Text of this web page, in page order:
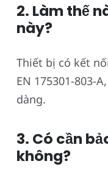
2. Làm thế
này?
Thiết bị có kết
EN 175301-803-
dàng.
3. Có cần
không?